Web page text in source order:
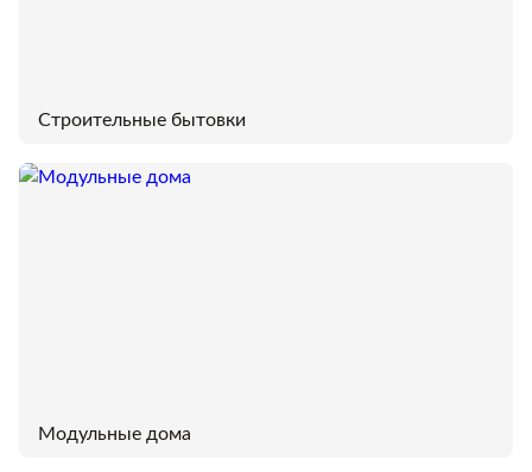
Строительные бытовки
Модульные дома